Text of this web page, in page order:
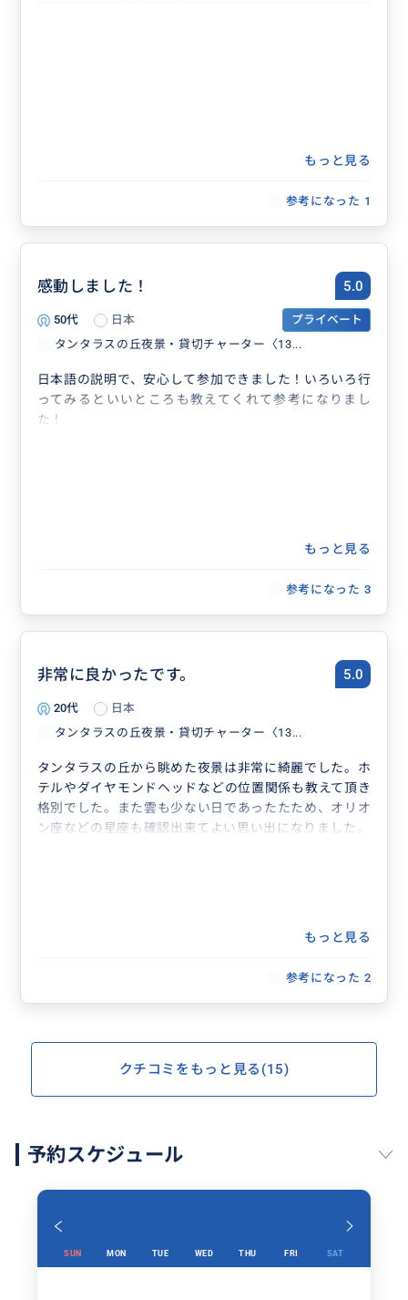
もっと見る
参考になった 1
感動しました！ 5.0
50代 日本
プライベート
タンタラスの丘夜景・貸切チャーター〈13...
日本語の説明で、安心して参加できました！いろいろ行
ってみるといいところも教えてくれて参考になりまし
た！
もっと見る
参考になった 3
非常に良かったです。 5.0
20代
日本
タンタラスの丘夜景・貸切チャーター〈13...
タンタラスの丘から眺めた夜景は非常に綺麗でした。ホ
テルやダイヤモンドヘッドなどの位置関係も教えて頂き
格別でした。また雲も少ない日であったたため、オリオ
ン座などの星座も確認出来てよい思い出になりました。
もっと見る
参考になった 2
クチコミをもっと見る(15)
予約スケジュール
SUN MON TUE WED THU FRI SAT